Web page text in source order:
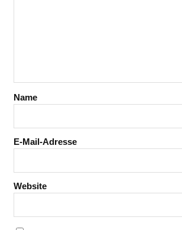
Name
E-Mail-Adresse
Website